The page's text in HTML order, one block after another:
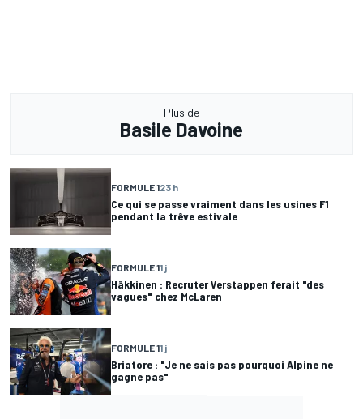
Plus de
Basile Davoine
FORMULE 123 h
Ce qui se passe vraiment dans les usines F1
pendant la trêve estivale
FORMULE 11 j
Häkkinen : Recruter Verstappen ferait "des
vagues" chez McLaren
FORMULE 11 j
Briatore : "Je ne sais pas pourquoi Alpine ne
gagne pas"